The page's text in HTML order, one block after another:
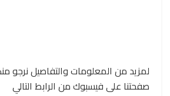
لمزيد من المعلومات والتفاصيل نرجو
صفحتنا على فيسبوك من الرابط التالي